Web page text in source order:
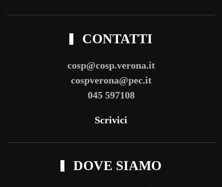
CONTATTI
cosp@cosp.verona.it
cospverona@pec.it
045 597108
Scrivici
DOVE SIAMO